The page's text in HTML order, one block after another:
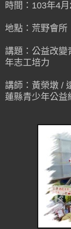
時間：103年4
地點：荒野會所
講題：公益改變
年志工培力
講師：黃榮墩 /
蓮縣青少年公益